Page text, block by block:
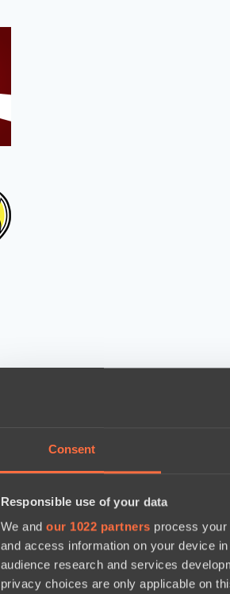
Consent
Responsible use of your data
We and our 1022 partners process
and access information on your device
audience research and services
privacy choices are only applicable on